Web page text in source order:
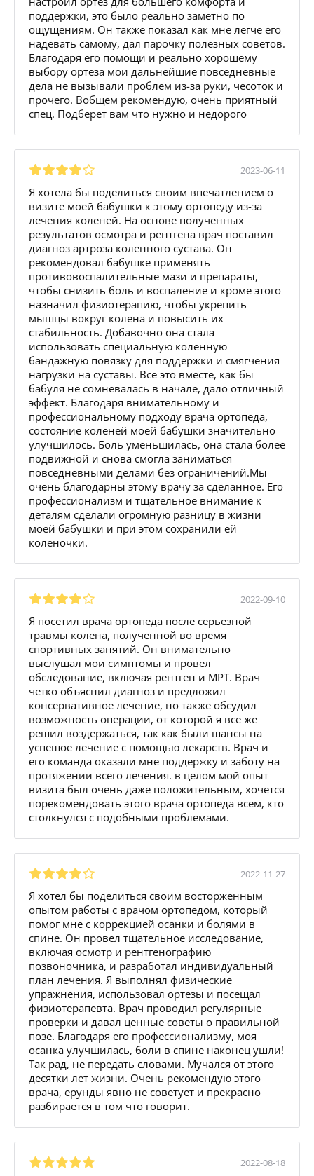
поддержки, это было реально заметно по
ощущениям. Он также показал как мне легче его
надевать самому, дал парочку полезных советов.
Благодаря его помощи и реально хорошему
выбору ортеза мои дальнейшие повседневные
дела не вызывали проблем из-за руки, чесоток и
прочего. Вобщем рекомендую, очень приятный
спец. Подберет вам что нужно и недорого
2023-06-11
Я хотела бы поделиться своим впечатлением о
визите моей бабушки к этому ортопеду из-за
лечения коленей. На основе полученных
результатов осмотра и рентгена врач поставил
диагноз артроза коленного сустава. Он
рекомендовал бабушке применять
противовоспалительные мази и препараты,
чтобы снизить боль и воспаление и кроме этого
назначил физиотерапию, чтобы укрепить
мышцы вокруг колена и повысить их
стабильность. Добавочно она стала
использовать специальную коленную
бандажную повязку для поддержки и смягчения
нагрузки на суставы. Все это вместе, как бы
бабуля не сомневалась в начале, дало отличный
эффект. Благодаря внимательному и
профессиональному подходу врача ортопеда,
состояние коленей моей бабушки значительно
улучшилось. Боль уменьшилась, она стала более
подвижной и снова смогла заниматься
повседневными делами без ограничений.Мы
очень благодарны этому врачу за сделанное. Его
профессионализм и тщательное внимание к
деталям сделали огромную разницу в жизни
моей бабушки и при этом сохранили ей
коленочки.
2022-09-10
Я посетил врача ортопеда после серьезной
травмы колена, полученной во время
спортивных занятий. Он внимательно
выслушал мои симптомы и провел
обследование, включая рентген и МРТ. Врач
четко объяснил диагноз и предложил
консервативное лечение, но также обсудил
возможность операции, от которой я все же
решил воздержаться, так как были шансы на
успешое лечение с помощью лекарств. Врач и
его команда оказали мне поддержку и заботу на
протяжении всего лечения. в целом мой опыт
визита был очень даже положительным, хочется
порекомендовать этого врача ортопеда всем, кто
столкнулся с подобными проблемами.
2022-11-27
Я хотел бы поделиться своим восторженным
опытом работы с врачом ортопедом, который
помог мне с коррекцией осанки и болями в
спине. Он провел тщательное исследование,
включая осмотр и рентгенографию
позвоночника, и разработал индивидуальный
план лечения. Я выполнял физические
упражнения, использовал ортезы и посещал
физиотерапевта. Врач проводил регулярные
проверки и давал ценные советы о правильной
позе. Благодаря его профессионализму, моя
осанка улучшилась, боли в спине наконец ушли!
Так рад, не передать словами. Мучался от этого
десятки лет жизни. Очень рекомендую этого
врача, ерунды явно не советует и прекрасно
разбирается в том что говорит.
2022-08-18